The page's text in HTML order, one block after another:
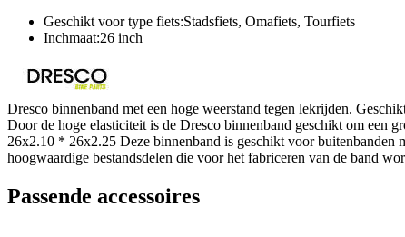
Geschikt voor type fiets:Stadsfiets, Omafiets, Tourfiets
Inchmaat:26 inch
Dresco binnenband met een hoge weerstand tegen lekrijden.
Door de hoge elasticiteit is de Dresco binnenband geschikt om een
26x2.10 * 26x2.25 Deze binnenband is geschikt voor
hoogwaardige bestandsdelen die voor het fabriceren van de band
Passende accessoires